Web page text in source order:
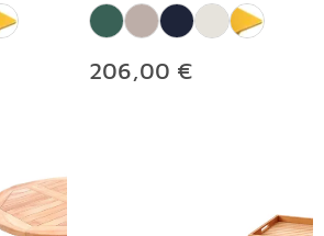
206,00 €